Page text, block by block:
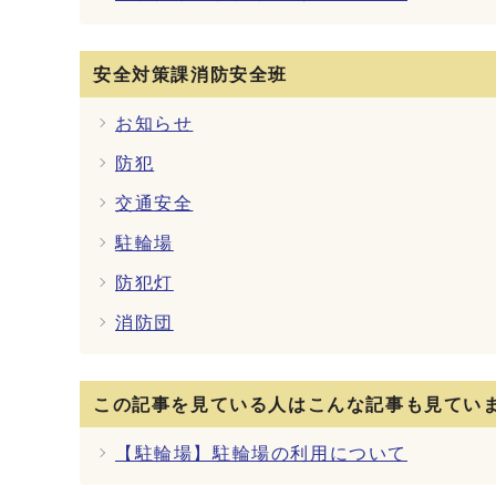
安全対策課消防安全班
お知らせ
防犯
交通安全
駐輪場
防犯灯
消防団
この記事を見ている人はこんな記事も見てい
【駐輪場】駐輪場の利用について